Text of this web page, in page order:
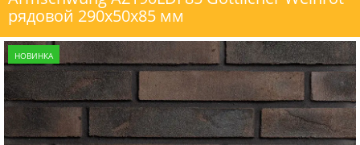
рядовой 290x50x85 мм
НОВИНКА